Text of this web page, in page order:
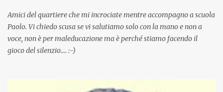
Amici del quartiere che mi incrociate mentre accompagno a scuola
Paolo. Vi chiedo scusa se vi salutiamo solo con la mano e non a
voce, non è per maleducazione ma è perché stiamo facendo il
gioco del silenzio.... :-)